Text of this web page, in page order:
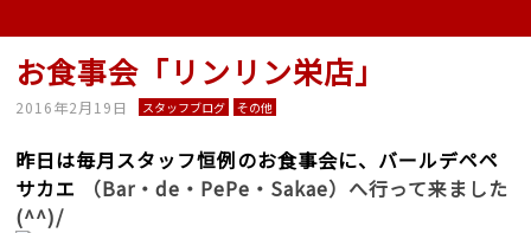
お食事会「リンリン栄店」
2016年2月19日 スタッフブログ その他
昨日は毎月スタッフ恒例のお食事会に、バールデペペ
サカエ
（Bar・de・PePe・Sakae）へ行って来ました
(^^)/